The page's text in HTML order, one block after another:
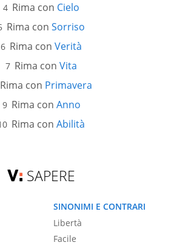
Rima con Cielo
Rima con Sorriso
Rima con Verità
Rima con Vita
Rima con Primavera
Rima con Anno
Rima con Abilità
SAPERE
SINONIMI E CONTRARI
Libertà
Facile